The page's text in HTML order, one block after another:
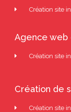
Création site
Agence web
Création site
Création de
Création site